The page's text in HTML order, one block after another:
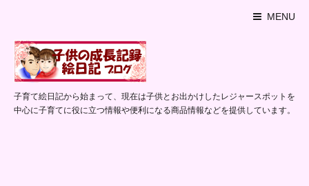
MENU
子育て絵日記から始まって、現在は子供とお出かけしたレジャースポットを
中心に子育てに役に立つ情報や便利になる商品情報などを提供しています。